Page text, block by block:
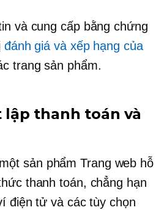
và cung cấp bằng chứng
đánh giá và xếp hạng của
trang sản phẩm.
lập thanh toán và
một sản phẩm Trang web hỗ
thanh toán, chẳng hạn
điện tử và các tùy chọn